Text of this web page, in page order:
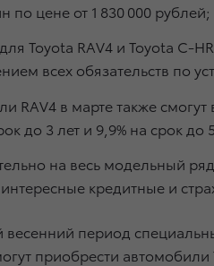
по цене от 1 830 000
Toyota RAV4 и Toyota C-
всех обязательств по
RAV4 в марте также
до 3 лет и 9,9% на срок до
на весь модельный
кредитные и
период
приобрести